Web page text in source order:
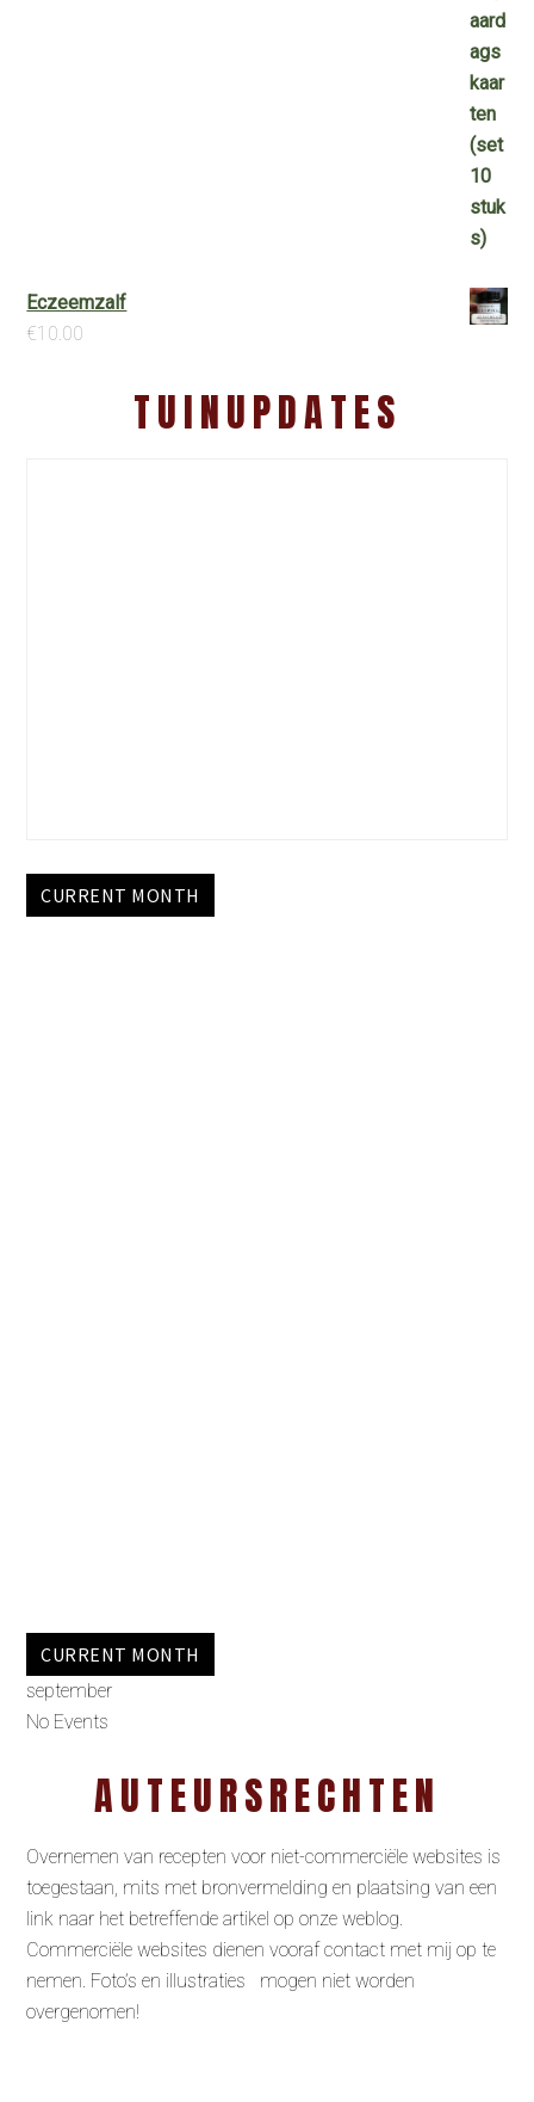
Eczeemzalf
€10.00
TUINUPDATES
CURRENT MONTH
CURRENT MONTH
september
No Events
AUTEURSRECHTEN
Overnemen van recepten voor niet-commerciële websites is
toegestaan, mits met bronvermelding en plaatsing van een
link naar het betreffende artikel op onze weblog.
Commerciële websites dienen vooraf contact met mij op te
nemen. Foto’s en illustraties mogen niet worden
overgenomen!